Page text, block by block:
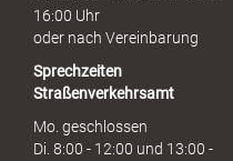
16:00 Uhr
oder nach Vereinbarung
Sprechzeiten
Straßenverkehrsamt
Mo. geschlossen
Di. 8:00 - 12:00 und 13:00 -